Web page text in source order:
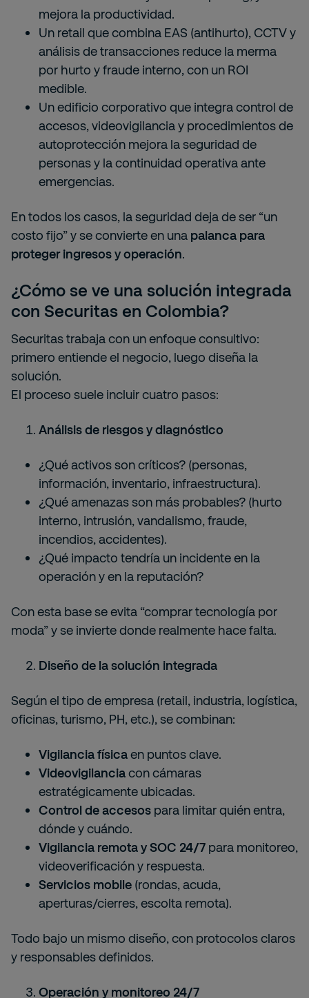
mejora la productividad.
Un retail que combina EAS (antihurto), CCTV y
análisis de transacciones reduce la merma
por hurto y fraude interno, con un ROI
medible.
Un edificio corporativo que integra control de
accesos, videovigilancia y procedimientos de
autoprotección mejora la seguridad de
personas y la continuidad operativa ante
emergencias.
En todos los casos, la seguridad deja de ser “un
costo fijo” y se convierte en una palanca para
proteger ingresos y operación.
¿Cómo se ve una solución integrada
con Securitas en Colombia?
Securitas trabaja con un enfoque consultivo:
primero entiende el negocio, luego diseña la
solución.
El proceso suele incluir cuatro pasos:
Análisis de riesgos y diagnóstico
¿Qué activos son críticos? (personas,
información, inventario, infraestructura).
¿Qué amenazas son más probables? (hurto
interno, intrusión, vandalismo, fraude,
incendios, accidentes).
¿Qué impacto tendría un incidente en la
operación y en la reputación?
Con esta base se evita “comprar tecnología por
moda” y se invierte donde realmente hace falta.
Diseño de la solución integrada
Según el tipo de empresa (retail, industria, logística,
oficinas, turismo, PH, etc.), se combinan:
Vigilancia físicaen puntos clave.
Videovigilanciacon cámaras
estratégicamente ubicadas.
Control de accesos para limitar quién entra,
dónde y cuándo.
Vigilancia remota y SOC 24/7 para monitoreo,
videoverificación y respuesta.
Servicios mobile (rondas, acuda,
aperturas/cierres, escolta remota).
Todo bajo un mismo diseño, con protocolos claros
y responsables definidos.
Operación y monitoreo 24/7